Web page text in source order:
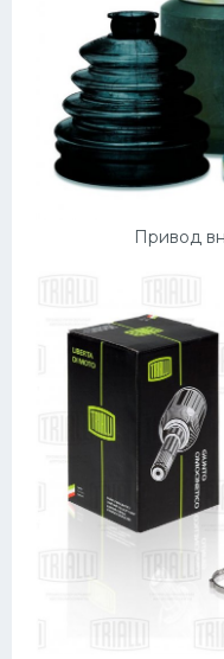
Привод